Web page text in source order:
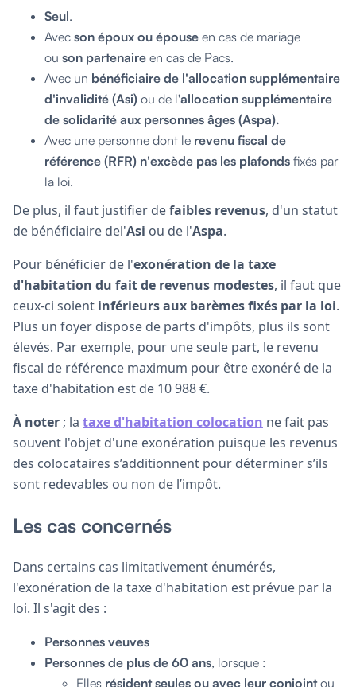
Seul.
Avec son époux ou épouse en cas de mariage
ou son partenaire en cas de Pacs.
Avec un bénéficiaire de l'allocation supplémentaire
d'invalidité (Asi) ou de l'allocation supplémentaire
de solidarité aux personnes âges (Aspa).
Avec une personne dont le revenu fiscal de
référence (RFR) n'excède pas les plafonds fixés par
la loi.
De plus, il faut justifier defaibles revenus, d'un statut
de bénéficiaire del'Asi ou de l'Aspa.
Pour bénéficier de l'exonération de la taxe
d'habitation du fait de revenus modestes, il faut que
ceux-ci soient inférieurs aux barèmes fixés par la loi.
Plus un foyer dispose de parts d'impôts, plus ils sont
élevés. Par exemple, pour une seule part, le revenu
fiscal de référence maximum pour être exonéré de la
taxe d'habitation est de 10 988 €.
À noter ; la taxe d'habitation colocation ne fait pas
souvent l'objet d'une exonération puisque les revenus
des colocataires s’additionnent pour déterminer s’ils
sont redevables ou non de l’impôt.
Les cas concernés
Dans certains cas limitativement énumérés,
l'exonération de la taxe d'habitation est prévue par la
loi. Il s'agit des :
Personnes veuves
Personnes de plus de 60 ans, lorsque :
Elles résident seules ou avec leur conjointou